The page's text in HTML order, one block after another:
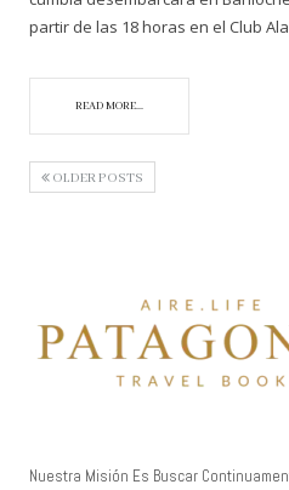
partir de las 18 horas en el Club
READ MORE...
OLDER POSTS
Nuestra Misión Es Buscar